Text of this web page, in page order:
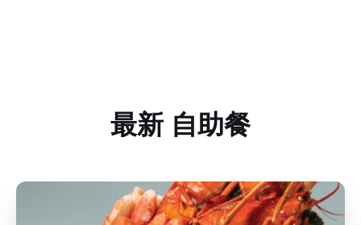
最新 自助餐